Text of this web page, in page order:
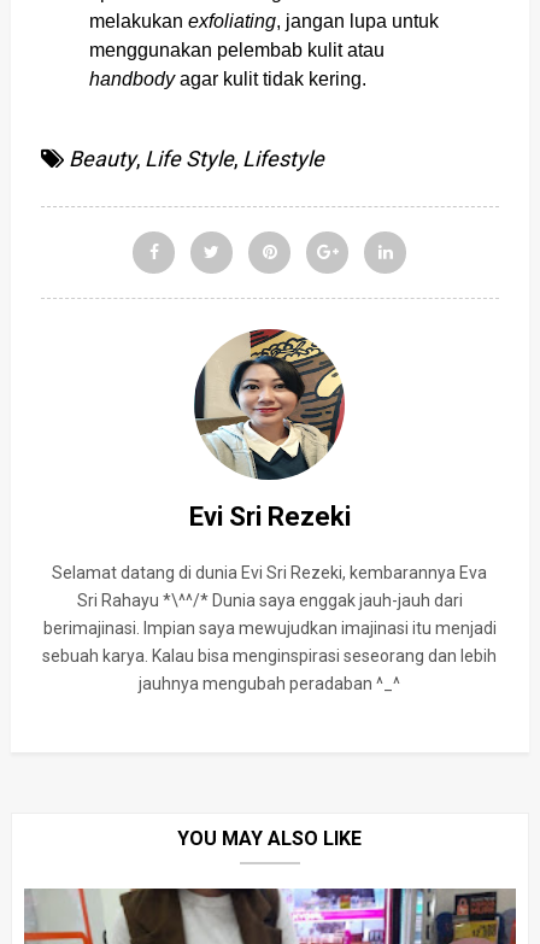
melakukan exfoliating, jangan lupa untuk
menggunakan pelembab kulit atau
handbodyagar kulit tidak kering.
Beauty, Life Style, Lifestyle
Evi Sri Rezeki
Selamat datang di dunia Evi Sri Rezeki, kembarannya Eva
Sri Rahayu *\^^/* Dunia saya enggak jauh-jauh dari
berimajinasi. Impian saya mewujudkan imajinasi itu menjadi
sebuah karya. Kalau bisa menginspirasi seseorang dan lebih
jauhnya mengubah peradaban ^_^
YOU MAY ALSO LIKE